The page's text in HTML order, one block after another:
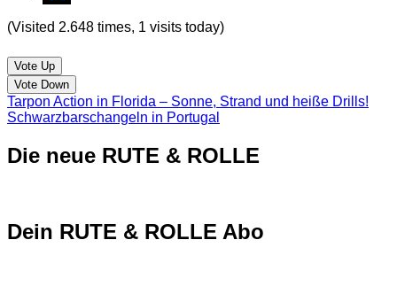
(Visited 2.648 times, 1 visits today)
Vote Up
Vote Down
Tarpon Action in Florida – Sonne, Strand und heiße Drills!
Schwarzbarschangeln in Portugal
Die neue RUTE & ROLLE
Dein RUTE & ROLLE Abo